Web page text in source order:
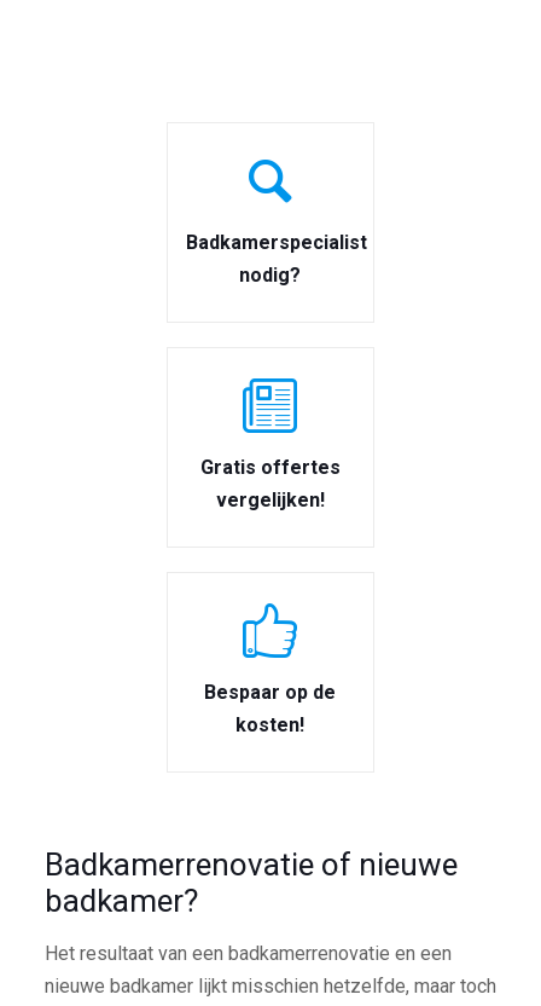
Badkamerspecialist
nodig?
Gratis offertes
vergelijken!
Bespaar op de
kosten!
Badkamerrenovatie of nieuwe
badkamer?
Het resultaat van een badkamerrenovatie en een
nieuwe badkamer lijkt misschien hetzelfde, maar toch